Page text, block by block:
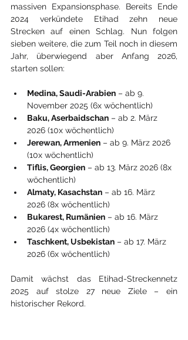
massiven Expansionsphase. Bereits Ende
2024 verkündete Etihad zehn neue
Strecken auf einen Schlag. Nun folgen
sieben weitere, die zum Teil noch in diesem
Jahr, überwiegend aber Anfang 2026,
starten sollen:
Medina, Saudi-Arabien – ab 9.
November 2025 (6x wöchentlich)
Baku, Aserbaidschan – ab 2. März
2026 (10x wöchentlich)
Jerewan, Armenien – ab 9. März 2026
(10x wöchentlich)
Tiflis, Georgien – ab 13. März 2026 (8x
wöchentlich)
Almaty, Kasachstan – ab 16. März
2026 (8x wöchentlich)
Bukarest, Rumänien – ab 16. März
2026 (4x wöchentlich)
Taschkent, Usbekistan – ab 17. März
2026 (6x wöchentlich)
Damit wächst das Etihad-Streckennetz
2025 auf stolze 27 neue Ziele – ein
historischer Rekord.